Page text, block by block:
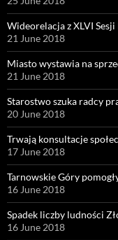
Wideorelacja z XLVI
21 June 2018
Miasto wystawia na
21 June 2018
Starostwo szuka radcy
20 June 2018
Trwają konsultacje
17 June 2018
Tarnowskie Góry
16 June 2018
Spadek liczby ludności
16 June 2018